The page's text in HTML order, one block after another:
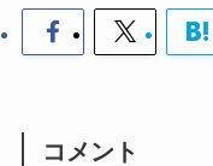
コメント